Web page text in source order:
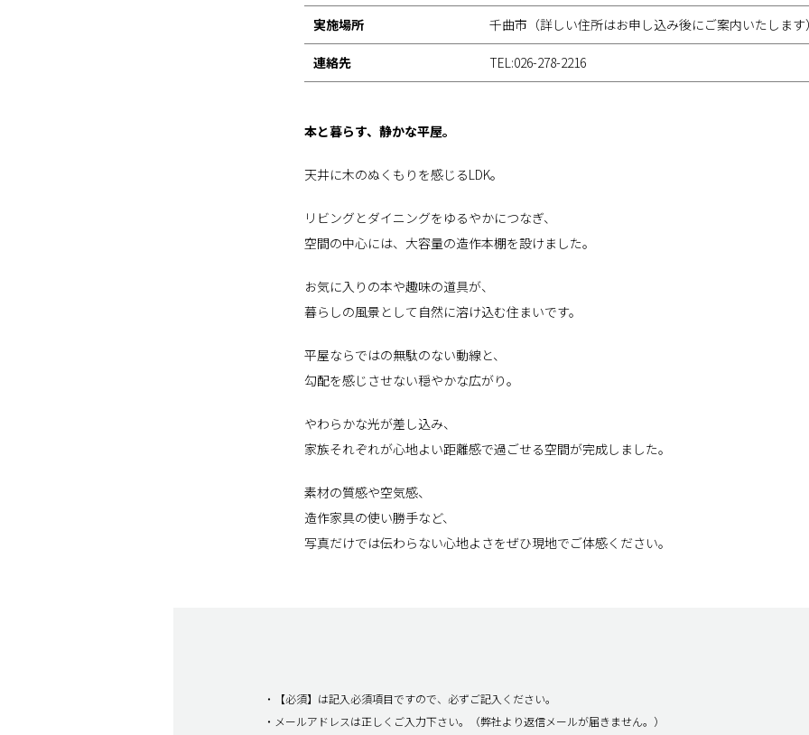
実施場所 千曲市（詳しい住所はお申し込み後にご案内いたします
連絡先 TEL:026-278-2216
本と暮らす、静かな平屋。
天井に木のぬくもりを感じるLDK。
リビングとダイニングをゆるやかにつなぎ、
空間の中心には、大容量の造作本棚を設けました。
お気に入りの本や趣味の道具が、
暮らしの風景として自然に溶け込む住まいです。
平屋ならではの無駄のない動線と、
勾配を感じさせない穏やかな広がり。
やわらかな光が差し込み、
家族それぞれが心地よい距離感で過ごせる空間が完成しました。
素材の質感や空気感、
造作家具の使い勝手など、
写真だけでは伝わらない心地よさをぜひ現地でご体感ください。
・【必須】は記入必須項目ですので、必ずご記入ください。
・メールアドレスは正しくご入力下さい。（弊社より返信メールが届きません。）